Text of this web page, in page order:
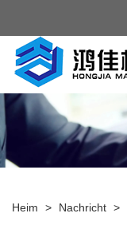
Heim > Nachricht >